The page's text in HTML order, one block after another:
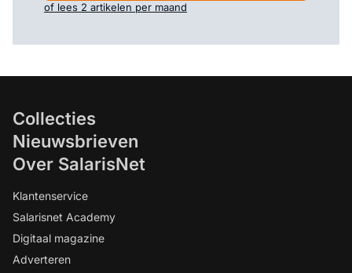
of lees 2 artikelen per maand
Collecties
Nieuwsbrieven
Over SalarisNet
Klantenservice
Salarisnet Academy
Digitaal magazine
Adverteren